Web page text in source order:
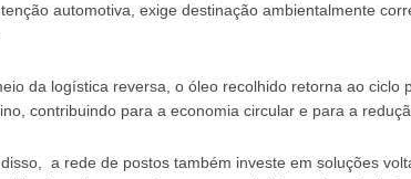
automotiva, exige destinação ambientalmente
da logística reversa, o óleo recolhido retorna ao ciclo
contribuindo para a economia circular e para a
a rede de postos também investe em soluções